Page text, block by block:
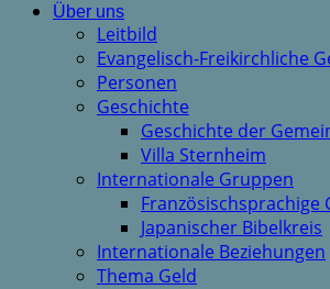
Über uns
Leitbild
Evangelisch-Freikirchliche
Personen
Geschichte
Geschichte der
Villa Sternheim
Internationale Gruppen
Französischsprachige
Japanischer Bibelkreis
Internationale Beziehungen
Thema Geld